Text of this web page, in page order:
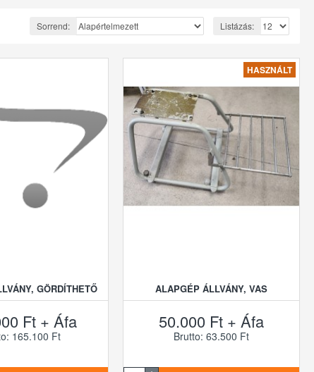
Sorrend: Listázás:
GÖRDÍTHETŐ
Ft + Áfa
165.100 Ft
HASZNÁLT
ALAPGÉP ÁLLVÁNY, VAS
50.000 Ft + Áfa
Brutto: 63.500 Ft